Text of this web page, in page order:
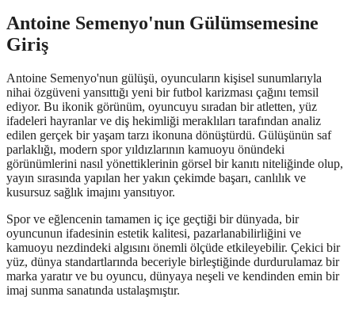
Antoine Semenyo'nun Gülümsemesine
Giriş
Antoine Semenyo'nun gülüşü, oyuncuların kişisel sunumlarıyla
nihai özgüveni yansıttığı yeni bir futbol karizması çağını temsil
ediyor. Bu ikonik görünüm, oyuncuyu sıradan bir atletten, yüz
ifadeleri hayranlar ve diş hekimliği meraklıları tarafından analiz
edilen gerçek bir yaşam tarzı ikonuna dönüştürdü. Gülüşünün saf
parlaklığı, modern spor yıldızlarının kamuoyu önündeki
görünümlerini nasıl yönettiklerinin görsel bir kanıtı niteliğinde olup,
yayın sırasında yapılan her yakın çekimde başarı, canlılık ve
kusursuz sağlık imajını yansıtıyor.
Spor ve eğlencenin tamamen iç içe geçtiği bir dünyada, bir
oyuncunun ifadesinin estetik kalitesi, pazarlanabilirliğini ve
kamuoyu nezdindeki algısını önemli ölçüde etkileyebilir. Çekici bir
yüz, dünya standartlarında beceriyle birleştiğinde durdurulamaz bir
marka yaratır ve bu oyuncu, dünyaya neşeli ve kendinden emin bir
imaj sunma sanatında ustalaşmıştır.